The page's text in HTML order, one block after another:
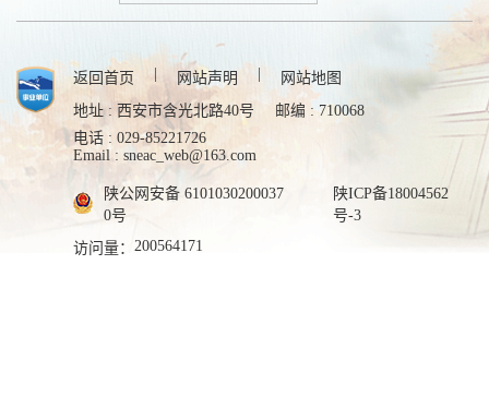
成绩查询
志愿填报
录取查询
成绩证明
自考服务
考籍服务
返回首页 网站声明
网站地图
地址 : 西安市含光北路40号
邮编 : 710068
电话 : 029-85221726
Email : sneac_web@163.com
陕公网安备 6101030200037
0号
陕ICP备18004562
号-3
访问量： 200564171